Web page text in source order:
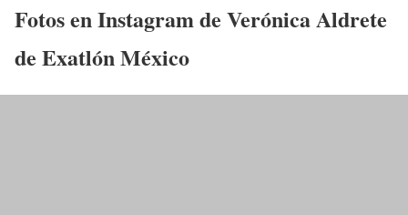
Fotos en Instagram de Verónica Aldrete
de Exatlón México